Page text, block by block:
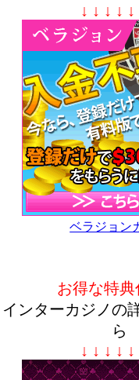
↓ ↓ ↓ ↓ ↓
ベラジョン
お得な特典
インターカジノの
ら
↓ ↓ ↓ ↓ ↓